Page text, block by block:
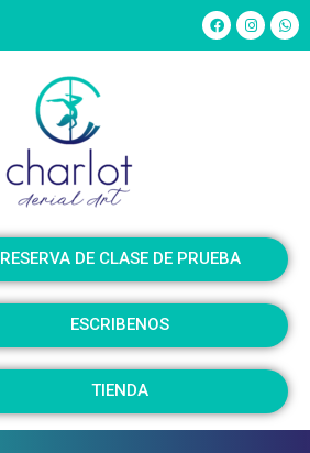
RESERVA DE CLASE DE PRUEBA
ESCRIBENOS
TIENDA